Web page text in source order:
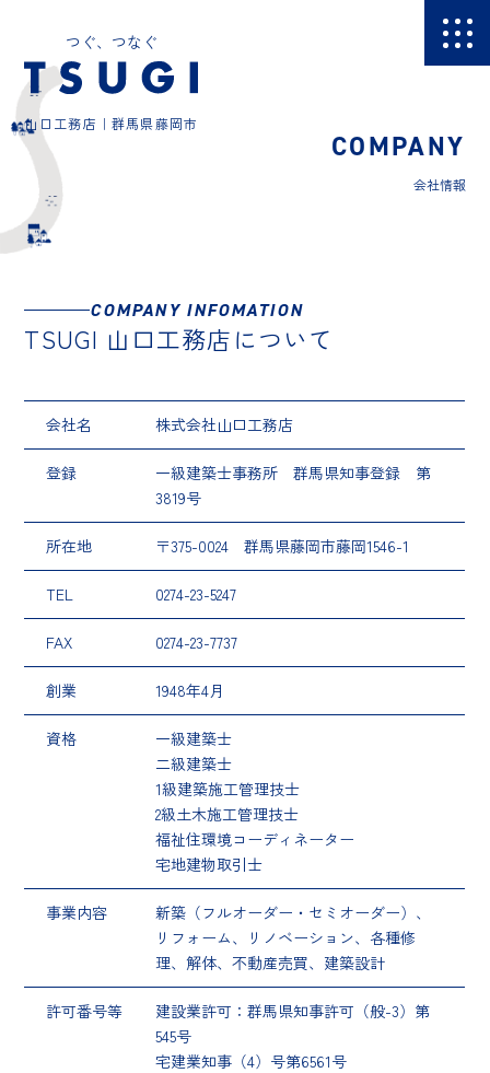
つぐ、つなぐ
山口工務店｜群馬県藤岡市
COMPANY
会社情報
COMPANY INFOMATION
TSUGI 山口工務店について
会社名 株式会社山口工務店
登録
一級建築士事務所 群馬県知事登録 第
3819号
所在地 〒375-0024 群馬県藤岡市藤岡1546-1
TEL 0274-23-5247
FAX 0274-23-7737
創業 1948年4月
資格
一級建築士
二級建築士
1級建築施工管理技士
2級土木施工管理技士
福祉住環境コーディネーター
宅地建物取引士
事業内容
新築（フルオーダー・セミオーダー）、
リフォーム、リノベーション、各種修
理、解体、不動産売買、建築設計
許可番号等
建設業許可：群馬県知事許可（般-3）第
545号
宅建業知事（4）号第6561号